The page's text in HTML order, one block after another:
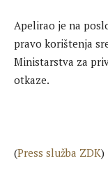
Apelirao je na
pravo korištenja
Ministarstva za
otkaze.
(Press služba ZDK)